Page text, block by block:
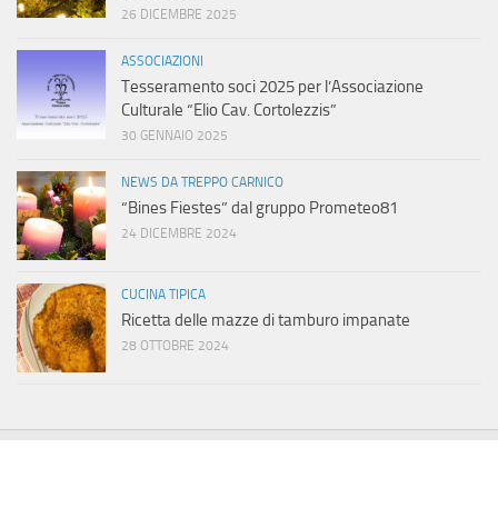
26 DICEMBRE 2025
ASSOCIAZIONI
Tesseramento soci 2025 per l’Associazione
Culturale “Elio Cav. Cortolezzis”
30 GENNAIO 2025
NEWS DA TREPPO CARNICO
“Bines Fiestes” dal gruppo Prometeo81
24 DICEMBRE 2024
CUCINA TIPICA
Ricetta delle mazze di tamburo impanate
28 OTTOBRE 2024